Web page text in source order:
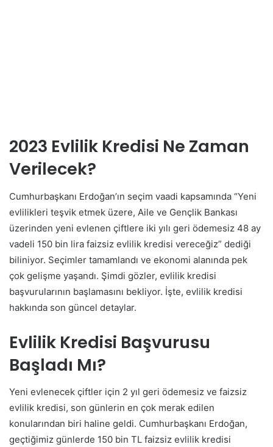
2023 Evlilik Kredisi Ne Zaman
Verilecek?
Cumhurbaşkanı Erdoğan’ın seçim vaadi kapsamında “Yeni
evlilikleri teşvik etmek üzere, Aile ve Gençlik Bankası
üzerinden yeni evlenen çiftlere iki yılı geri ödemesiz 48 ay
vadeli 150 bin lira faizsiz evlilik kredisi vereceğiz” dediği
biliniyor. Seçimler tamamlandı ve ekonomi alanında pek
çok gelişme yaşandı. Şimdi gözler, evlilik kredisi
başvurularının başlamasını bekliyor. İşte, evlilik kredisi
hakkında son güncel detaylar.
Evlilik Kredisi Başvurusu
Başladı Mı?
Yeni evlenecek çiftler için 2 yıl geri ödemesiz ve faizsiz
evlilik kredisi, son günlerin en çok merak edilen
konularından biri haline geldi. Cumhurbaşkanı Erdoğan,
geçtiğimiz günlerde 150 bin TL faizsiz evlilik kredisi